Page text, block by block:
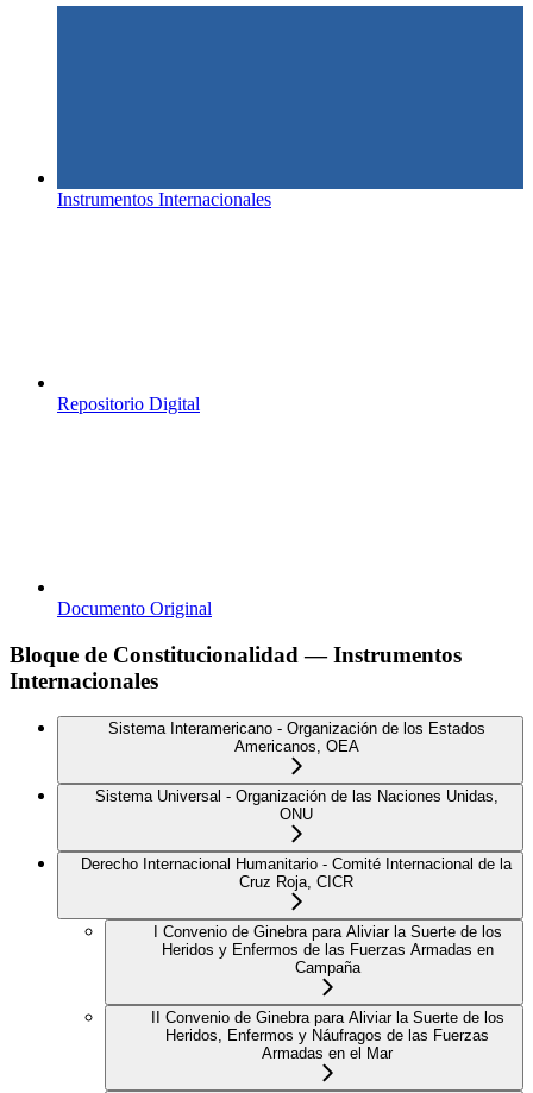
Instrumentos Internacionales
Repositorio Digital
Documento Original
Bloque de Constitucionalidad — Instrumentos
Internacionales
Sistema Interamericano - Organización de los Estados
Americanos, OEA
Sistema Universal - Organización de las Naciones Unidas,
ONU
Derecho Internacional Humanitario - Comité Internacional de la
Cruz Roja, CICR
I Convenio de Ginebra para Aliviar la Suerte de los
Heridos y Enfermos de las Fuerzas Armadas en
Campaña
II Convenio de Ginebra para Aliviar la Suerte de los
Heridos, Enfermos y Náufragos de las Fuerzas
Armadas en el Mar